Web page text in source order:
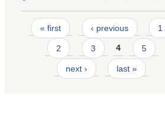
Pages
« first ‹ previous 1
2 3 4 5
next › last »